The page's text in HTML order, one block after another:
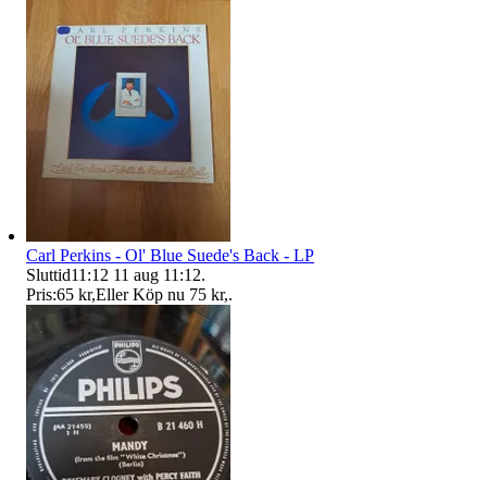
Carl Perkins - Ol' Blue Suede's Back - LP
Sluttid11:12 11 aug 11:12.
Pris:65 kr,Eller Köp nu 75 kr,.